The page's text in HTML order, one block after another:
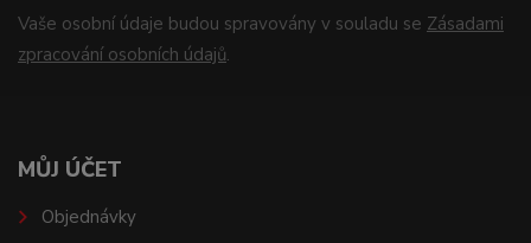
Vaše osobní údaje budou spravovány v souladu se Zásadami
zpracování osobních údajů.
MŮJ ÚČET
Objednávky